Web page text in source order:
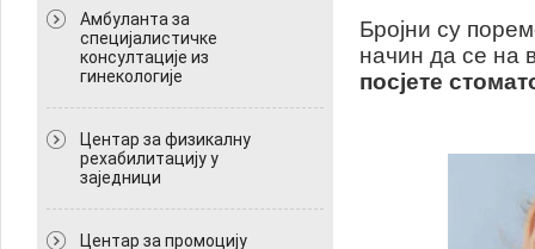
Амбуланта за
специјалистичке
консултације из
гинекологије
Центар за физикалну
рехабилитацију у
заједници
Центар за промоцију
Бројни су
начин да се на
посјете